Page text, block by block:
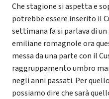
Che stagione si aspetta e
potrebbe essere inserito il
settimana fa si parlava di
emiliane romagnole ora
messa da una parte con il
raggruppamento umbro
negli anni passati. Per
possiamo dire che sarà